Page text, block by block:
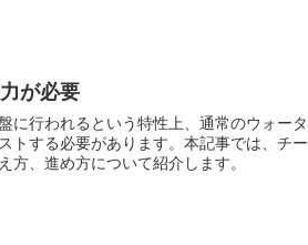
が必要
に行われるという特性上、通常のウォータ
トする必要があります。本記事では、チー
方、進め方について紹介します。